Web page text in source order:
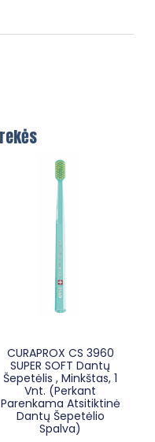
CURAPROX CS 3960
SUPER SOFT Dantų
Šepetėlis , Minkštas, 1
Vnt. (Perkant
Parenkama Atsitiktinė
Dantų Šepetėlio
Spalva)